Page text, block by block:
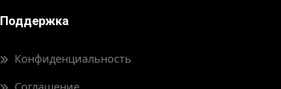
Поддержка
Конфиденциальность